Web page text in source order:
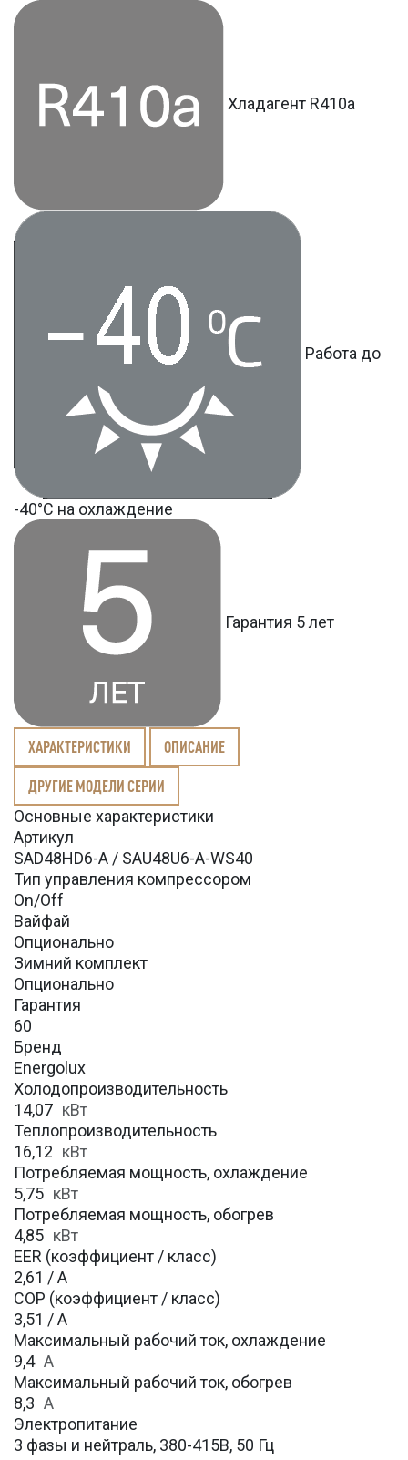
Хладагент R410a
Работа до
-40°С на охлаждение
Гарантия 5 лет
ХАРАКТЕРИСТИКИ ОПИСАНИЕ
ДРУГИЕ МОДЕЛИ СЕРИИ
Основные характеристики
Артикул
SAD48HD6-A / SAU48U6-A-WS40
Тип управления компрессором
On/Off
Вайфай
Опционально
Зимний комплект
Опционально
Гарантия
60
Бренд
Energolux
Холодопроизводительность
14,07 кВт
Теплопроизводительность
16,12 кВт
Потребляемая мощность, охлаждение
5,75 кВт
Потребляемая мощность, обогрев
4,85 кВт
EER (коэффициент / класс)
2,61 / A
COP (коэффициент / класс)
3,51 / A
Максимальный рабочий ток, охлаждение
9,4 A
Максимальный рабочий ток, обогрев
8,3 А
Электропитание
3 фазы и нейтраль, 380-415В, 50 Гц